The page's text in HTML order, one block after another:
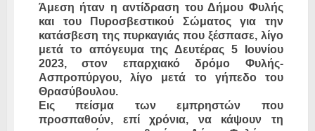
Άμεση ήταν η αντίδραση του Δήμου Φυλής
και του Πυροσβεστικού Σώματος για την
κατάσβεση της πυρκαγιάς που ξέσπασε, λίγο
μετά το απόγευμα της Δευτέρας 5 Ιουνίου
2023, στον επαρχιακό δρόμο Φυλής-
Ασπροπύργου, λίγο μετά το γήπεδο του
Θρασύβουλου.
Εις πείσμα των εμπρηστών που
προσπαθούν, επί χρόνια, να κάψουν τη